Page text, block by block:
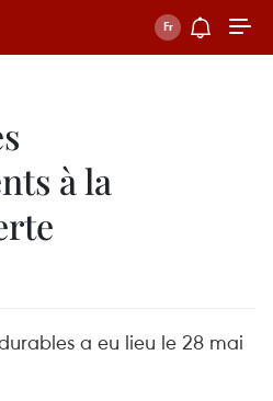
à la
a eu lieu le 28 mai